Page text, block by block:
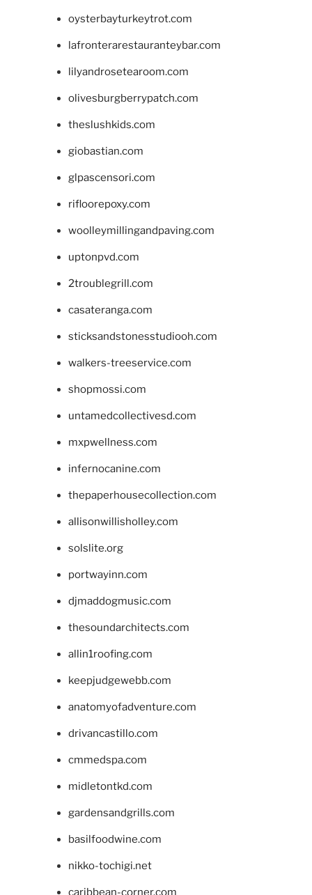
oysterbayturkeytrot.com
lafronterarestauranteybar.com
lilyandrosetearoom.com
olivesburgberrypatch.com
theslushkids.com
giobastian.com
glpascensori.com
rifloorepoxy.com
woolleymillingandpaving.com
uptonpvd.com
2troublegrill.com
casateranga.com
sticksandstonesstudiooh.com
walkers-treeservice.com
shopmossi.com
untamedcollectivesd.com
mxpwellness.com
infernocanine.com
thepaperhousecollection.com
allisonwillisholley.com
solslite.org
portwayinn.com
djmaddogmusic.com
thesoundarchitects.com
allin1roofing.com
keepjudgewebb.com
anatomyofadventure.com
drivancastillo.com
cmmedspa.com
midletontkd.com
gardensandgrills.com
basilfoodwine.com
nikko-tochigi.net
caribbean-corner.com